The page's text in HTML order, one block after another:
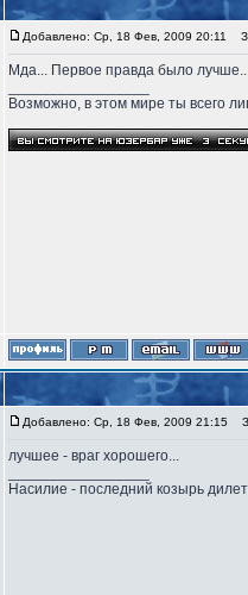
Добавлено: Ср, 18 Фев, 2009 20:11
Мда... Первое правда было
Возможно, в этом мире ты всего
Добавлено: Ср, 18 Фев, 2009 21:15
лучшее - враг хорошего...
Насилие - последний козырь